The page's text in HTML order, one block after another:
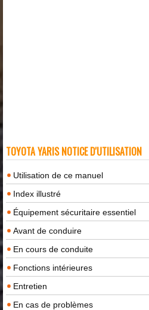
TOYOTA YARIS NOTICE D'UTILISATION
Utilisation de ce manuel
Index illustré
Équipement sécuritaire essentiel
Avant de conduire
En cours de conduite
Fonctions intérieures
Entretien
En cas de problèmes